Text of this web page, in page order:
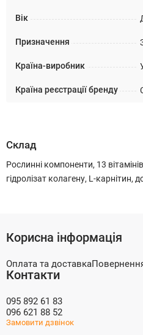
Вік
Призначення
Країна-виробник
Країна реєстрації бренду
Склад
Рослинні компоненти, 13
гідролізат колагену, L-карнітин,
Корисна інформація
Оплата та доставка
Контакти
095 892 61 83
096 621 88 52
Замовити дзвінок